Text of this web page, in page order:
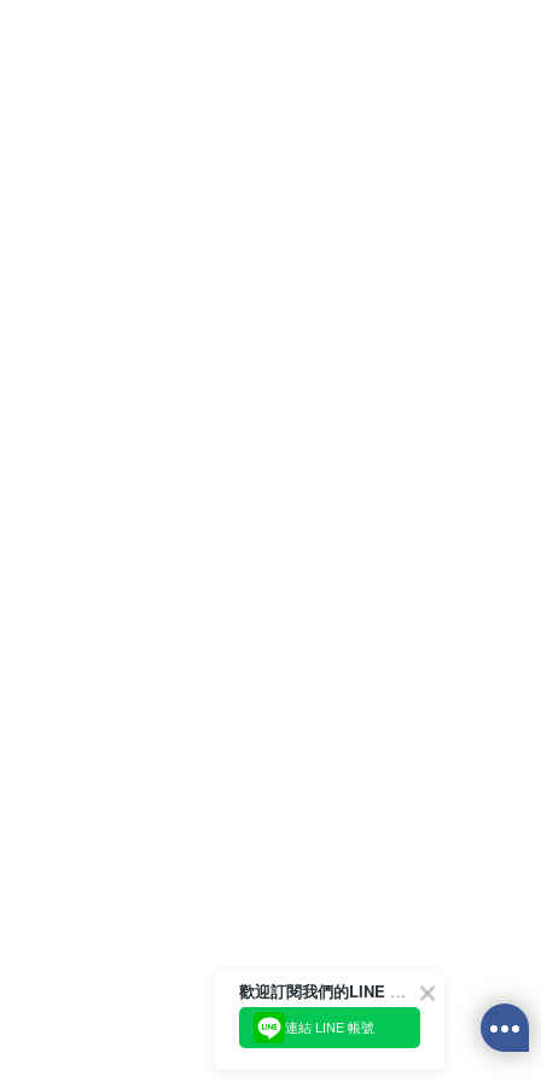
歡迎訂閱我們的LINE 官方帳號
連結 LINE 帳號